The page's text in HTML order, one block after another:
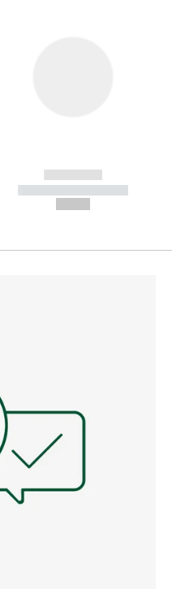
------------
----------- -----------